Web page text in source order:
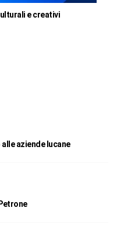
e creativi
aziende lucane